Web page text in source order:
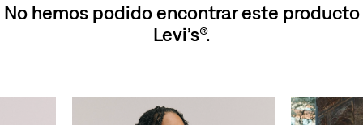
No hemos podido encontrar este producto
Levi’s®.